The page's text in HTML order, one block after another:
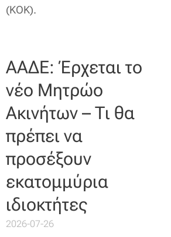
(ΚΟΚ).
ΑΑΔΕ: Έρχεται το
νέο Μητρώο
Ακινήτων – Τι θα
πρέπει να
προσέξουν
εκατομμύρια
ιδιοκτήτες
2026-07-26